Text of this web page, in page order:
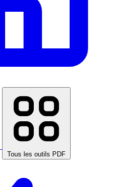
Tous les outils PDF